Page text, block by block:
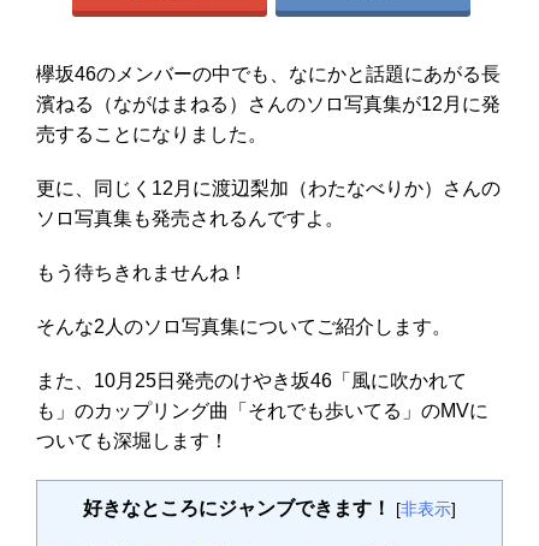
欅坂46のメンバーの中でも、なにかと話題にあがる長
濱ねる（ながはまねる）さんのソロ写真集が12月に発
売することになりました。
更に、同じく12月に渡辺梨加（わたなべりか）さんの
ソロ写真集も発売されるんですよ。
もう待ちきれませんね！
そんな2人のソロ写真集についてご紹介します。
また、10月25日発売のけやき坂46「風に吹かれて
も」のカップリング曲「それでも歩いてる」のMVに
ついても深堀します！
好きなところにジャンブできます！ [非表示]